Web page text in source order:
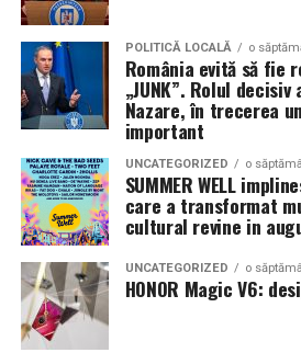
POLITICĂ LOCALĂ o
România evită să fie
„JUNK”. Rolul
Nazare, în trecerea
important
UNCATEGORIZED o
SUMMER WELL
care a transformat
cultural revine in
UNCATEGORIZED o
HONOR Magic V6: